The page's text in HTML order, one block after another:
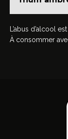
L’abus d’alcool
À consommer